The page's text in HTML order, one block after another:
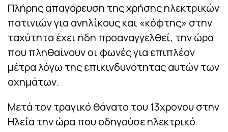
Πλήρης απαγόρευση της χρήσης ηλεκτρικών
πατινιών για ανηλίκους και «κόφτης» στην
ταχύτητα έχει ήδη προαναγγελθεί, την ώρα
που πληθαίνουν οι φωνές για επιπλέον
μέτρα λόγω της επικινδυνότητας αυτών των
οχημάτων.
Μετά τον τραγικό θάνατο του 13χρονου στην
Ηλεία την ώρα που οδηγούσε ηλεκτρικό